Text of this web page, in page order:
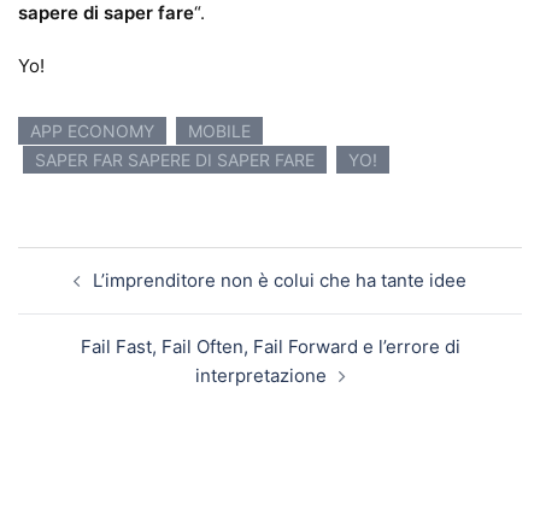
sapere di saper fare“.
Yo!
APP ECONOMY
MOBILE
SAPER FAR SAPERE DI SAPER FARE
YO!
L’imprenditore non è colui che ha tante idee
Fail Fast, Fail Often, Fail Forward e l’errore di
interpretazione